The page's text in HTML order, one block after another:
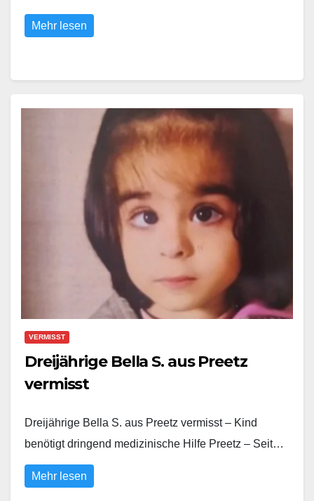
Mehr lesen
VERMISST
Dreijährige Bella S. aus Preetz
vermisst
Dreijährige Bella S. aus Preetz vermisst – Kind
benötigt dringend medizinische Hilfe Preetz – Seit…
Mehr lesen